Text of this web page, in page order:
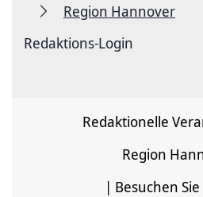
Region Hannover
Redaktions-Login
Redaktionelle
Region
| Besuchen